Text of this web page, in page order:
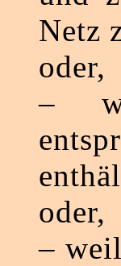
Netz
oder,
–
oder,
–